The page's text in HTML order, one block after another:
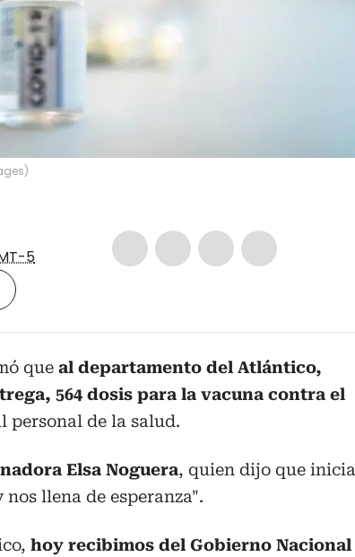
)
5
que al departamento del Atlántico,
564 dosis para la vacuna contra el
personal de la salud.
Elsa Noguera, quien dijo que inicia
llena de esperanza".
hoy recibimos del Gobierno Nacional